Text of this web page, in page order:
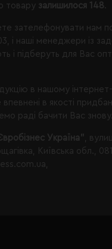
товару залишилося 148
зателефонувати нам
, і наші менеджери із
і підберуть для Вас
в нашому інтернет-
в якості
раді бачити Вас знову.
Україна"
,
Київська обл.,